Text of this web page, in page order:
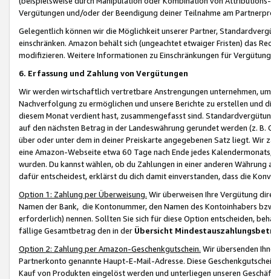
Vergütungen und/oder der Beendigung deiner Teilnahme am
Gelegentlich können wir die Möglichkeit unserer Partner,
einschränken. Amazon behält sich (ungeachtet etwaiger Fristen) das
modifizieren. Weitere Informationen zu Einschränkungen für
6. Erfassung und Zahlung von Vergütungen
Wir werden wirtschaftlich vertretbare Anstrengungen unternehmen,
Nachverfolgung zu ermöglichen und unsere Berichte zu erstellen und
diesem Monat verdient hast, zusammengefasst sind.
auf den nächsten Betrag in der Landeswährung gerundet werden (z.
über oder unter dem in deiner Preiskarte angegebenen Satz liegt.
eine Amazon-Webseite etwa 60 Tage nach Ende jedes
wurden. Du kannst wählen, ob du Zahlungen in einer anderen
dafür entscheidest, erklärst du dich damit einverstanden, dass die
Option 1: Zahlung per Überweisung. Wir überweisen Ihre Vergütung
Namen der Bank, die Kontonummer, den Namen des Kontoinhabers
erforderlich) nennen. Sollten Sie sich für diese Option entscheiden,
fällige Gesamtbetrag den in der Übersicht
Option 2: Zahlung per Amazon-Geschenkgutschein. Wir übersenden
Partnerkonto genannte Haupt-E-Mail-Adresse. Diese
Kauf von Produkten eingelöst werden und unterliegen unseren